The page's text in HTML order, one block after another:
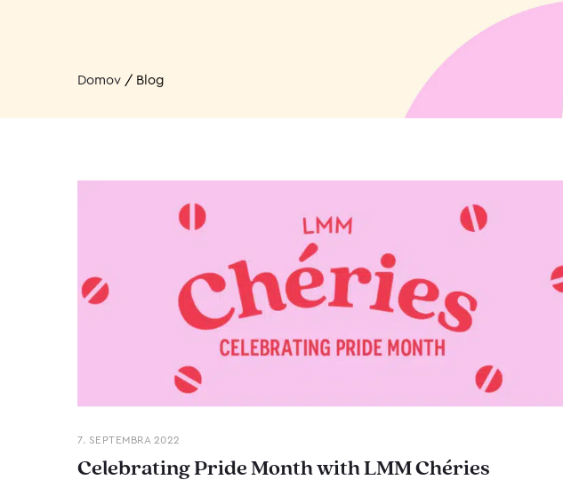
Domov / Blog
7. SEPTEMBRA 2022
Celebrating Pride Month with LMM Chéries